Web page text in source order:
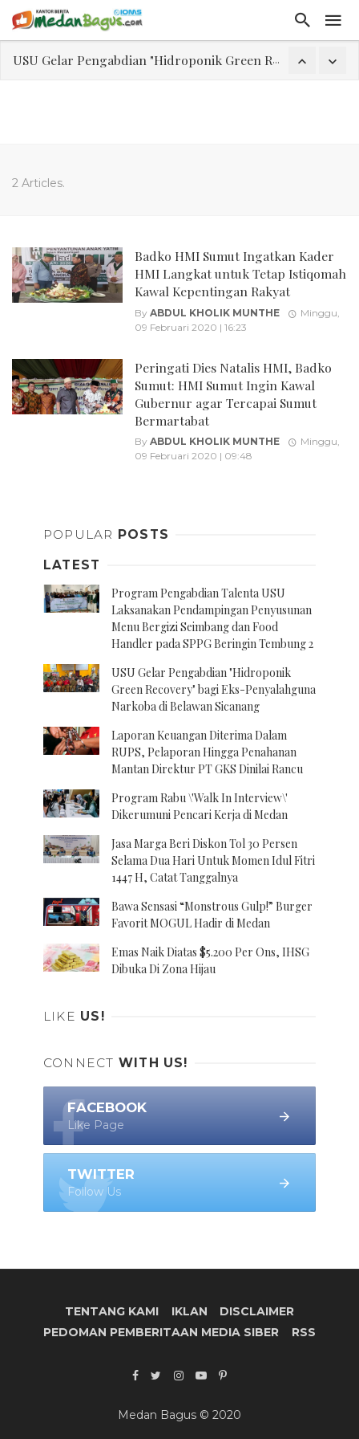
2 Articles.
Badko HMI Sumut Ingatkan Kader
HMI Langkat untuk Tetap Istiqomah
Kawal Kepentingan Rakyat
By ABDUL KHOLIK MUNTHE
Minggu,
09 Februari 2020 | 16:23
Peringati Dies Natalis HMI, Badko
Sumut: HMI Sumut Ingin Kawal
Gubernur agar Tercapai Sumut
Bermartabat
By ABDUL KHOLIK MUNTHE
Minggu,
09 Februari 2020 | 09:48
POPULAR POSTS
LATEST
Program Pengabdian Talenta USU
Laksanakan Pendampingan Penyusunan
Menu Bergizi Seimbang dan Food
Handler pada SPPG Beringin Tembung 2
USU Gelar Pengabdian "Hidroponik
Green Recovery" bagi Eks-Penyalahguna
Narkoba di Belawan Sicanang
Laporan Keuangan Diterima Dalam
RUPS, Pelaporan Hingga Penahanan
Mantan Direktur PT GKS Dinilai Rancu
Program Rabu \'Walk In Interview\'
Dikerumuni Pencari Kerja di Medan
Jasa Marga Beri Diskon Tol 30 Persen
Selama Dua Hari Untuk Momen Idul Fitri
1447 H, Catat Tanggalnya
Bawa Sensasi “Monstrous Gulp!” Burger
Favorit MOGUL Hadir di Medan
Emas Naik Diatas $5.200 Per Ons, IHSG
Dibuka Di Zona Hijau
LIKE US!
CONNECT WITH US!
FACEBOOK
Like Page
TWITTER
Follow Us
TENTANG KAMI IKLAN
DISCLAIMER
PEDOMAN PEMBERITAAN MEDIA SIBER
RSS
Medan Bagus © 2020